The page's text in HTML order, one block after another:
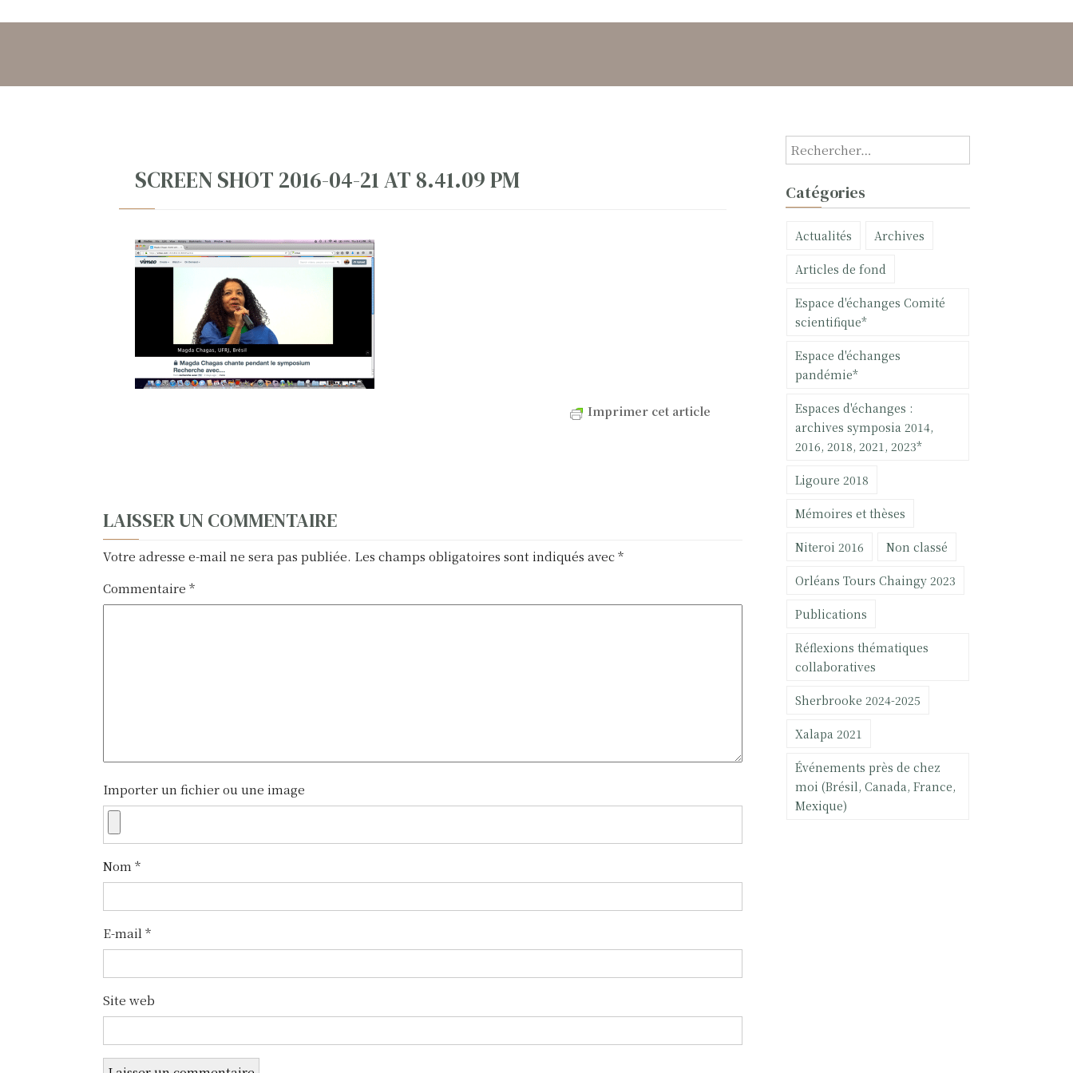
SCREEN SHOT 2016-04-21 AT 8.41.09 PM
Imprimer cet article
N
a
v
i
o
n
d
e
l
’
a
r
t
i
LAISSER UN COMMENTAIRE
Votre adresse e-mail ne sera pas publiée. Les champs obligatoires sont indiqués avec*
Commentaire *
Importer un fichier ou une image
Nom *
E-mail*
Site web
R
e
h
Catégories
Actualités Archives
Articles de fond
Espace d'échanges Comité
scientifique*
Espace d'échanges
pandémie*
Espaces d'échanges :
archives symposia 2014,
2016, 2018, 2021, 2023*
Ligoure 2018
Mémoires et thèses
Niteroi 2016 Non classé
Orléans Tours Chaingy 2023
Publications
Réflexions thématiques
collaboratives
Sherbrooke 2024-2025
Xalapa 2021
Événements près de chez
moi (Brésil, Canada, France,
Mexique)